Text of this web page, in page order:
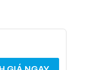
Sunbirds cùng dòng
khẳng định niềm kiêu